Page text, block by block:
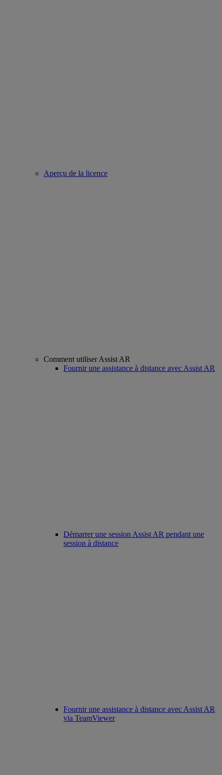
Aperçu de la licence
Comment utiliser Assist AR
Fournir une assistance à distance avec Assist AR
Démarrer une session Assist AR pendant une
session à distance
Fournir une assistance à distance avec Assist AR
via TeamViewer